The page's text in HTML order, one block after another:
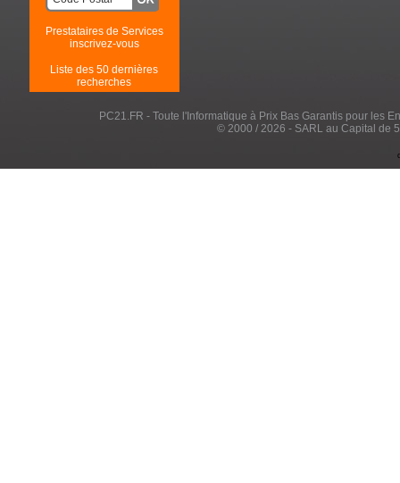
Prestataires de Services
inscrivez-vous
Liste des 50 dernières
recherches
PC21.FR - Toute l'Informatique à Prix Bas Garantis pour les
© 2000 / 2026 - SARL au Capital de